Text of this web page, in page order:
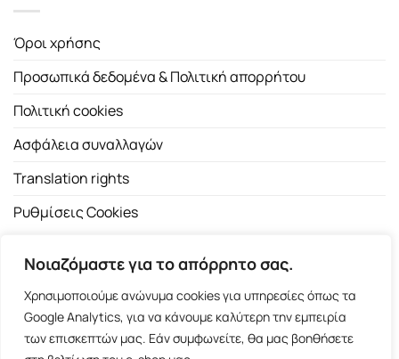
Νοιαζόμαστε για το απόρρητο σας.
Χρησιμοποιούμε ανώνυμα cookies για υπηρεσίες όπως τα
Google Analytics, για να κάνουμε καλύτερη την εμπειρία
των επισκεπτών μας. Εάν συμφωνείτε, θα μας βοηθήσετε
Όροι χρήσης
Προσωπικά δεδομένα & Πολιτική απορρήτου
Πολιτική cookies
Ασφάλεια συναλλαγών
Translation rights
Ρυθμίσεις Cookies
Copyright 2026 ©Εκδοτικός Οίκος Α.Α. Λιβάνη| All rights